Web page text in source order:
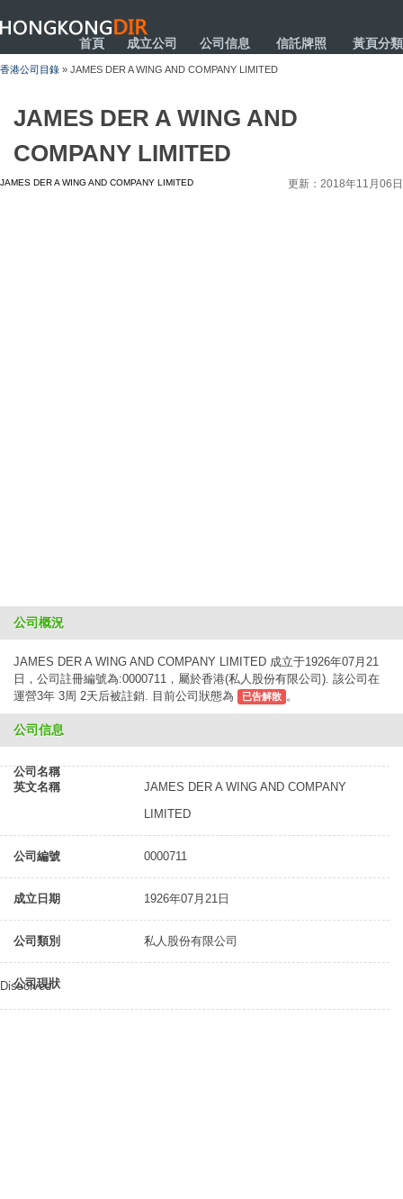
HONGKONGDIR
首頁 成立公司 公司信息 信託牌照 黃頁分類
香港公司目錄 » JAMES DER A WING AND COMPANY LIMITED
JAMES DER A WING AND
COMPANY LIMITED
JAMES DER A WING AND COMPANY LIMITED 更新：2018年11月06日
公司概況
JAMES DER A WING AND COMPANY LIMITED 成立于1926年07月21
日，公司註冊編號為:0000711，屬於香港(私人股份有限公司). 該公司在
運營3年 3周 2天后被註銷. 目前公司狀態為
已告解散 。
公司信息
公司名稱
英文名稱
JAMES DER A WING AND COMPANY
LIMITED
公司編號 0000711
成立日期 1926年07月21日
公司類別 私人股份有限公司
公司現狀
Dissolved